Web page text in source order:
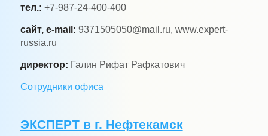
тел.: +7-987-24-400-400
сайт, e-mail: 9371505050@mail.ru, www.expert-
russia.ru
директор: Галин Рифат Рафкатович
Сотрудники офиса
ЭКСПЕРТ в г. Нефтекамск